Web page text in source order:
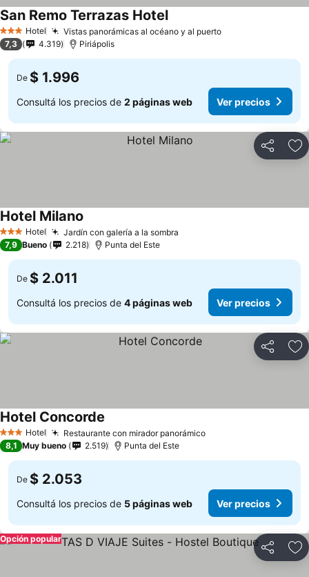
3 Estrellas
Hotel Vistas panorámicas al océano y al puerto
San Remo Terrazas Hotel
7,3 4.319 Piriápolis
De $ 1.996
Consultá los precios de 2 páginas web Ver precios
Compartir
3 Estrellas
Hotel Jardín con galería a la sombra
Hotel Milano
7,9 Bueno 2.218 Punta del Este
De $ 2.011
Consultá los precios de 4 páginas web Ver precios
Compartir
3 Estrellas
Hotel Restaurante con mirador panorámico
Hotel Concorde
8,1 Muy bueno 2.519 Punta del Este
De $ 2.053
Consultá los precios de 5 páginas web Ver precios
Compartir
Opción popular